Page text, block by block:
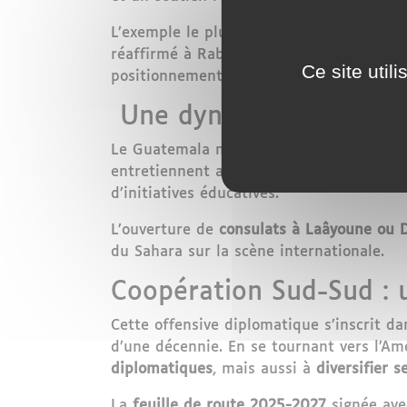
L’exemple le plus marquant est celui du
réaffirmé à Rabat que
positionnement clair, salué par les
Une dynamique
Le Guatemala n’est pas un cas isolé.
entretiennent aujourd’hui des
d’initiatives éducatives.
L’ouverture de consulats à Laâyoune ou
du Sahara sur la scène internationale.
Coopération Sud-Sud :
Cette offensive diplomatique s’inscrit
d’une décennie. En se tournant vers
diplomatiques, mais aussi à diversifier
Ce site